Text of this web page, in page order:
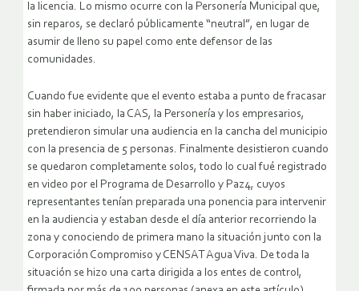
la licencia. Lo mismo ocurre con la Personería Municipal que,
sin reparos, se declaró públicamente “neutral”, en lugar de
asumir de lleno su papel como ente defensor de las
comunidades.
Cuando fue evidente que el evento estaba a punto de fracasar
sin haber iniciado, la CAS, la Personería y los empresarios,
pretendieron simular una audiencia en la cancha del municipio
con la presencia de 5 personas. Finalmente desistieron cuando
se quedaron completamente solos, todo lo cual fué registrado
en video por el Programa de Desarrollo y Paz4, cuyos
representantes tenían preparada una ponencia para intervenir
en la audiencia y estaban desde el día anterior recorriendo la
zona y conociendo de primera mano la situación junto con la
Corporación Compromiso y CENSAT Agua Viva. De toda la
situación se hizo una carta dirigida a los entes de control,